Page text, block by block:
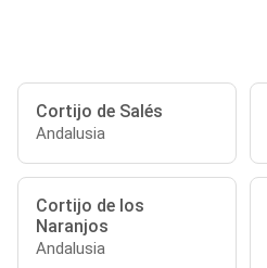
Cortijo de Salés
Andalusia
Cortijo de los
Naranjos
Andalusia